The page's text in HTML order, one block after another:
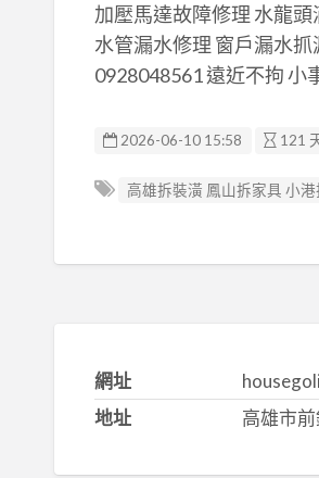
加壓馬達故障修理 水龍
水管漏水修理 窗戶漏水
0928048561 遠近不拘 小
2026-06-10 15:58 121
高雄拆裝潢 鳳山拆家具 小
網址
地址
高雄市